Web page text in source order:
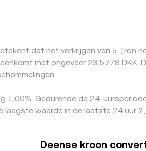
opnamelimieten, on-
tijdelijk blijven bestaan.
dat het verkrijgen van 5 Tron
met ongeveer 23,5778 DKK.
Gedurende de 24-
laagste waarde in de laatste 24 uur
Deense kroon